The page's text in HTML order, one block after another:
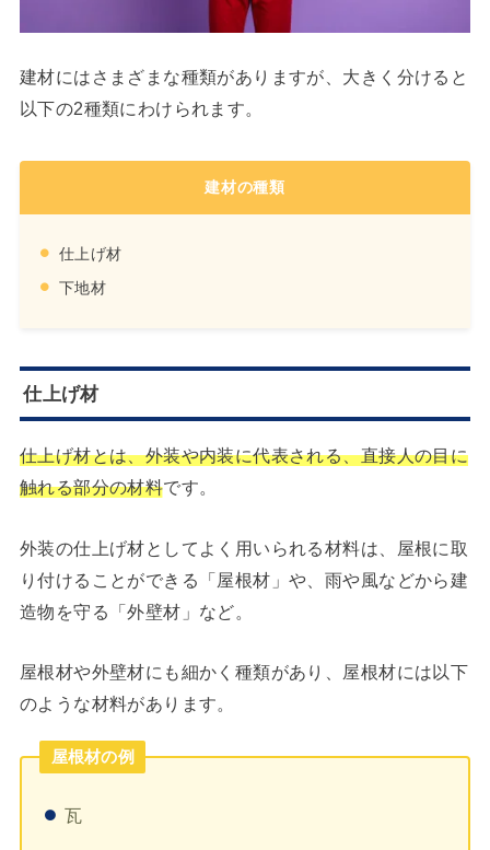
建材にはさまざまな種類がありますが、大きく分けると
以下の2種類にわけられます。
建材の種類
仕上げ材
下地材
仕上げ材
仕上げ材とは、外装や内装に代表される、直接人の目に
触れる部分の材料です。
外装の仕上げ材としてよく用いられる材料は、屋根に取
り付けることができる「屋根材」や、雨や風などから建
造物を守る「外壁材」など。
屋根材や外壁材にも細かく種類があり、屋根材には以下
のような材料があります。
屋根材の例
瓦